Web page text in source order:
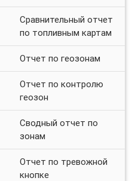
Сравнительный отчет
по топливным картам
Отчет по геозонам
Отчет по контролю
геозон
Сводный отчет по
зонам
Отчет по тревожной
кнопке